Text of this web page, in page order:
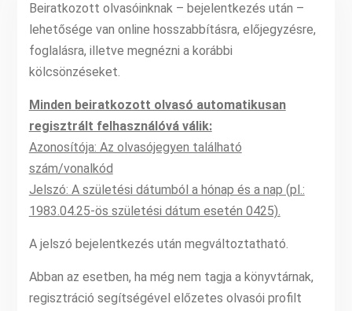
Beiratkozott olvasóinknak – bejelentkezés után –
lehetősége van online hosszabbításra, előjegyzésre,
foglalásra, illetve megnézni a korábbi
kölcsönzéseket.
Minden beiratkozott olvasó automatikusan
regisztrált felhasználóvá válik:
Azonosítója: Az olvasójegyen található
szám/vonalkód
Jelszó: A születési dátumból a hónap és a nap (pl.:
1983.04.25-ös születési dátum esetén 0425).
A jelszó bejelentkezés után megváltoztatható.
Abban az esetben, ha még nem tagja a könyvtárnak,
regisztráció segítségével előzetes olvasói profilt